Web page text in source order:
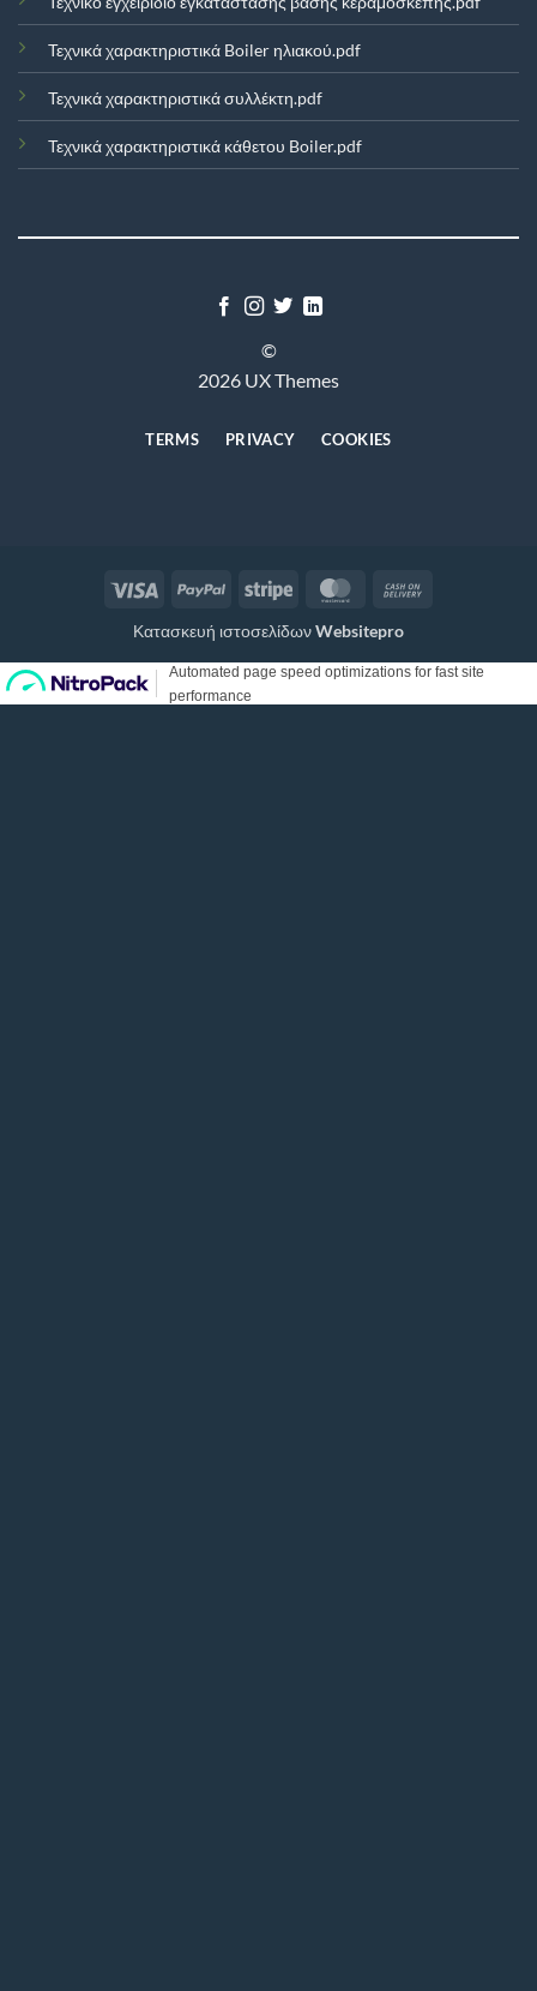
Τεχνικά χαρακτηριστικά Boiler ηλιακού.pdf
Τεχνικά χαρακτηριστικά συλλέκτη.pdf
Τεχνικά χαρακτηριστικά κάθετου Boiler.pdf
©
2026 UX Themes
TERMS PRIVACY COOKIES
Visa PayPal Stripe MasterCard
Κατασκευή ιστοσελίδωνWebsitepro